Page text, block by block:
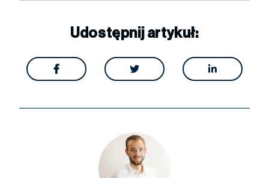
Udostępnij artykuł:
  